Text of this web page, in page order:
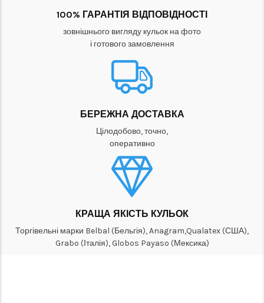
100% ГАРАНТІЯ ВІДПОВІДНОСТІ
зовнішнього вигляду кульок на фото
і готового замовлення
БЕРЕЖНА ДОСТАВКА
Цілодобово, точно,
оперативно
КРАЩА ЯКІСТЬ КУЛЬОК
Торгівельні марки Belbal (Бельгія), Anagram,Qualatex (США),
Grabo (Італія), Globos Payaso (Мексика)